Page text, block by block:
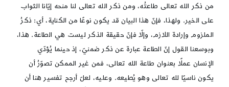
من ذكر الله تعالى طاعتُه، ومن ذكر الله تعالى لنا منحه إيّانا الثواب
على الخير. ولهذا، فإنّ هذا البيان قد يكون نوعًا من الكناية، أي: ذكرُ
الملزوم وإرادة اللازم، وإلّا فإنّ حقيقة الذكر ليست هي الطاعة. هذا،
وبوسعنا القول إنّ الطاعة عبارة عن ذكر ضمنيّ، إذ حينما يُؤدّي
الإنسان عملًا بعنوان طاعة الله تعالى، فمن غير الممكن تصوّرُ أن
يكون ناسيًا لله تعالى وهو يُطيعه. وعليه، لعلّ أرجح تفسير هنا أن